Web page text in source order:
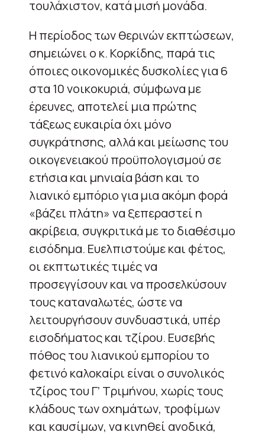
τουλάχιστον, κατά μισή μονάδα.
Η περίοδος των θερινών εκπτώσεων,
σημειώνει ο κ. Κορκίδης, παρά τις
όποιες οικονομικές δυσκολίες για 6
στα 10 νοικοκυριά, σύμφωνα με
έρευνες, αποτελεί μια πρώτης
τάξεως ευκαιρία όχι μόνο
συγκράτησης, αλλά και μείωσης του
οικογενειακού προϋπολογισμού σε
ετήσια και μηνιαία βάση και το
λιανικό εμπόριο για μια ακόμη φορά
«βάζει πλάτη» να ξεπεραστεί η
ακρίβεια, συγκριτικά με το διαθέσιμο
εισόδημα. Ευελπιστούμε και φέτος,
οι εκπτωτικές τιμές να
προσεγγίσουν και να προσελκύσουν
τους καταναλωτές, ώστε να
λειτουργήσουν συνδυαστικά, υπέρ
εισοδήματος και τζίρου. Ευσεβής
πόθος του λιανικού εμπορίου το
φετινό καλοκαίρι είναι ο συνολικός
τζίρος του Γ’ Τριμήνου, χωρίς τους
κλάδους των οχημάτων, τροφίμων
και καυσίμων, να κινηθεί ανοδικά,